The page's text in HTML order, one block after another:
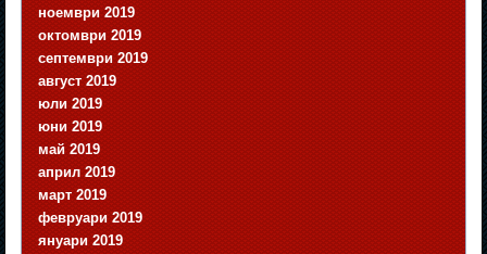
ноември 2019
октомври 2019
септември 2019
август 2019
юли 2019
юни 2019
май 2019
април 2019
март 2019
февруари 2019
януари 2019